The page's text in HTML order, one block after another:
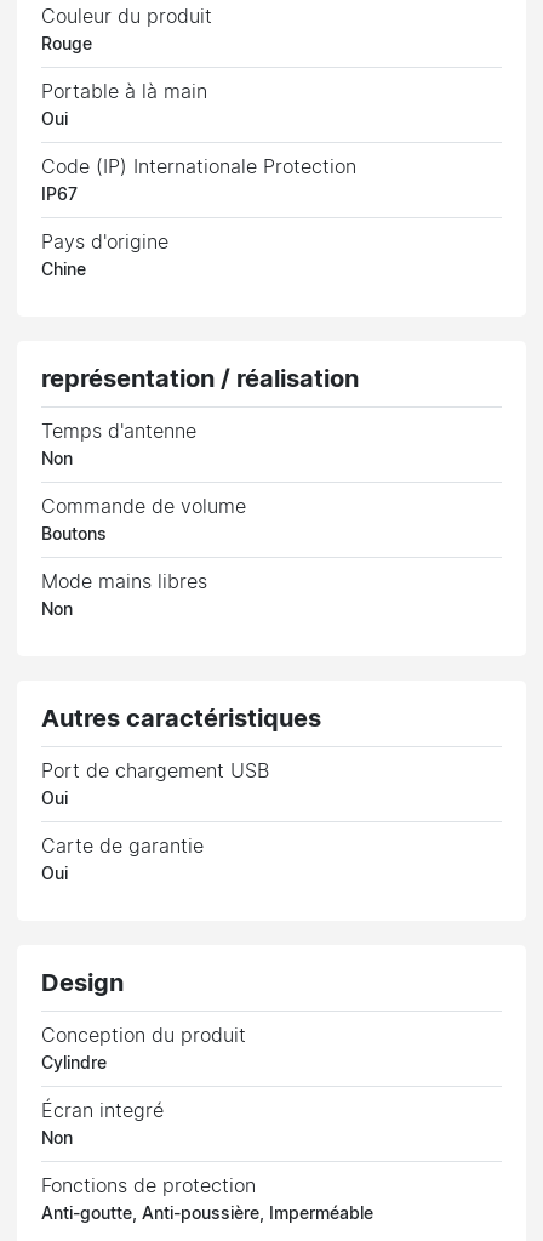
Couleur du produit
Rouge
Portable à là main
Oui
Code (IP) Internationale Protection
IP67
Pays d'origine
Chine
représentation / réalisation
Temps d'antenne
Non
Commande de volume
Boutons
Mode mains libres
Non
Autres caractéristiques
Port de chargement USB
Oui
Carte de garantie
Oui
Design
Conception du produit
Cylindre
Écran integré
Non
Fonctions de protection
Anti-goutte, Anti-poussière, Imperméable